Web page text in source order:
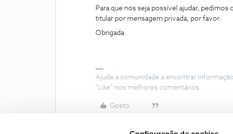
Para que nos seja possível ajudar,
titular por mensagem privada, por favor.
Obrigada
Ajude a comunidade a encontrar
"Like" nos melhores comentários.
Gosto